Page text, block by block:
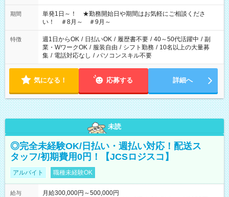
ださい！
期間
単発1日～！ ★勤務開始日や期間はお気軽にご相談くださ
い！ ＃8月～ ＃9月～
特徴 週1日からOK / 日払いOK / 履歴書不要 / 40～50代活躍中 / 副
業・WワークOK / 服装自由 / シフト勤務 / 10名以上の大量募
集 / 電話対応なし / パソコンスキル不要
気になる！ 応募する 詳細へ
未読
◎完全未経験OK/日払い・週払い対応！配送ス
タッフ/初期費用0円！【JCSロジスコ】
アルバイト 職種未経験OK
給与
月給300,000円～500,000円